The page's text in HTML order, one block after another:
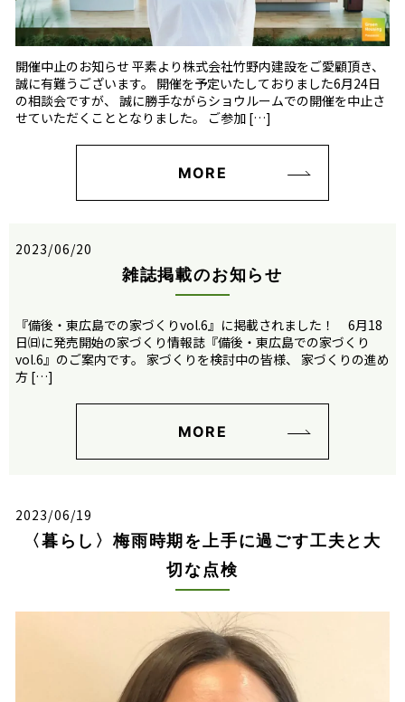
開催中止のお知らせ 平素より株式会社竹野内建設をご愛顧頂き、
誠に有難うございます。 開催を予定いたしておりました6月24日
の相談会ですが、 誠に勝手ながらショウルームでの開催を中止さ
せていただくこととなりました。 ご参加 […]
MORE
2023/06/20
雑誌掲載のお知らせ
『備後・東広島での家づくりvol.6』に掲載されました！ 6月18
日㈰に発売開始の家づくり情報誌『備後・東広島での家づくり
vol.6』のご案内です。 家づくりを検討中の皆様、 家づくりの進め
方 […]
MORE
2023/06/19
〈暮らし〉梅雨時期を上手に過ごす工夫と大
切な点検